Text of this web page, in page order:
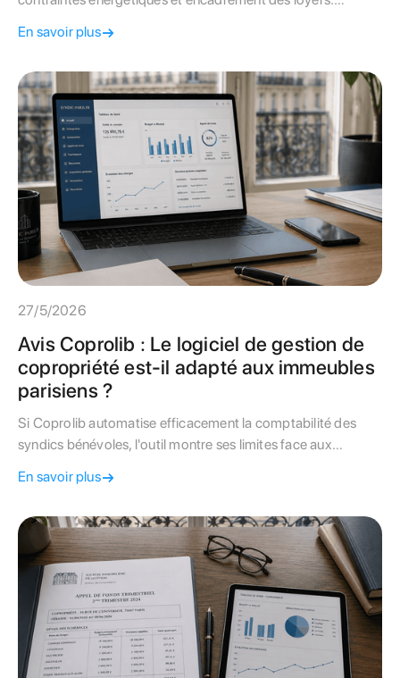
locative change la donne pour votre rendement.
En savoir plus
27/5/2026
Avis Coprolib : Le logiciel de gestion de
copropriété est-il adapté aux immeubles
parisiens ?
Si Coprolib automatise efficacement la comptabilité des
syndics bénévoles, l'outil montre ses limites face aux
comparatif complet avant de choisir l'autogestion.
En savoir plus